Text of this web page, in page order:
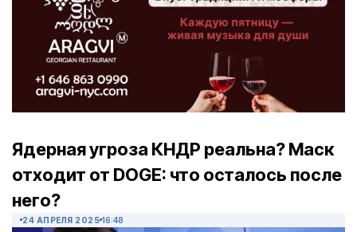
Ядерная угроза КНДР реальна? Маск
отходит от DOGE: что осталось после
него?
24 АПРЕЛЯ 2025 16:48